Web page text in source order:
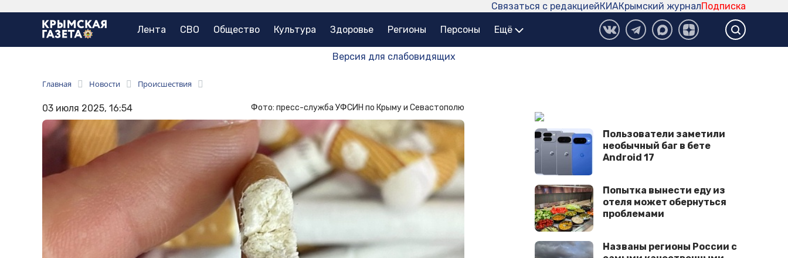
Подписка
Крымский журнал
КИА
Связаться с редакцией
Лента СВО Общество Культура Здоровье Регионы Персоны Ещё
Версия для слабовидящих
Главная Новости Происшествия
03 июля 2025, 16:54 Фото: пресс-служба УФСИН по Крыму и Севастополю
Пользователи заметили
необычный баг в бете
Android 17
Попытка вынести еду из
отеля может обернуться
проблемами
Названы регионы России с